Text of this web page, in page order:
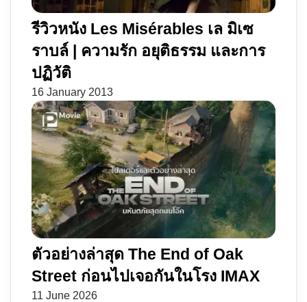
รีวิวหนัง Les Misérables เล มิเซ
ราบล์ | ความรัก อยุติธรรม และการ
ปฏิวัติ
16 January 2013
ตัวอย่างล่าสุด The End of Oak
Street ก่อนไปเจอกันในโรง IMAX
11 June 2026